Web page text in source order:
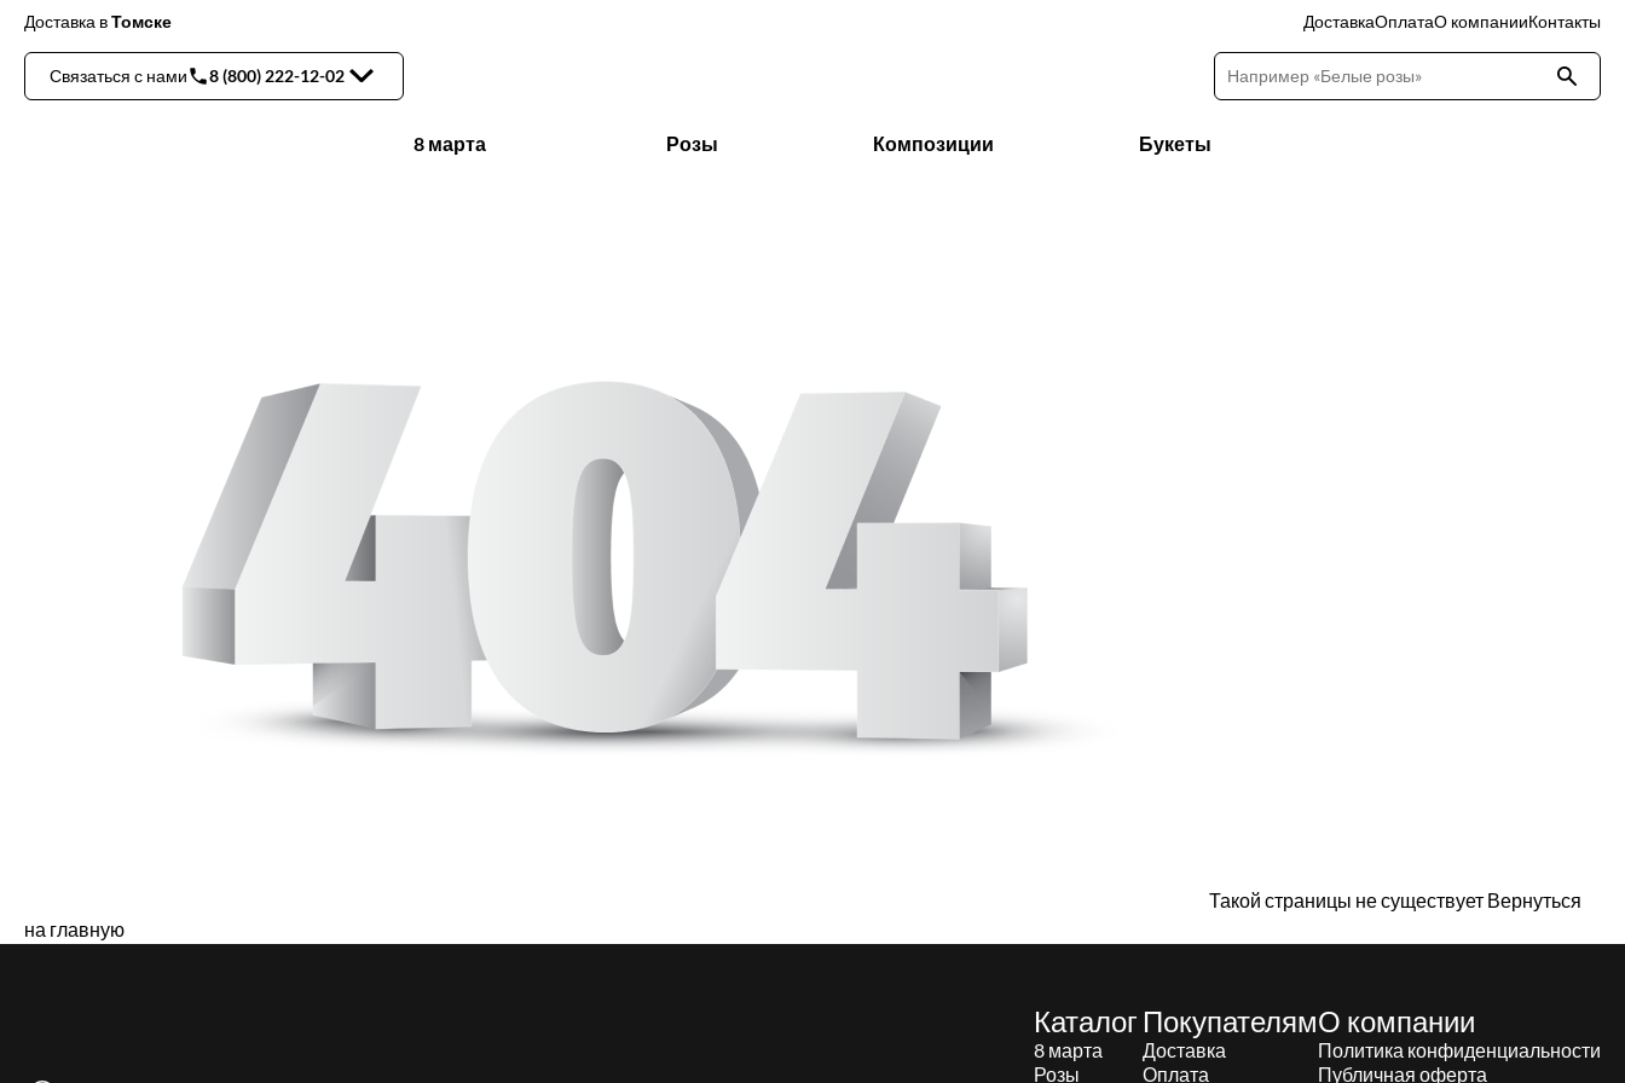
Доставка вТомске ДоставкаОплатаО компанииКонтакты
Связаться с нами 8 (800) 222-12-02
8 марта Розы Композиции Букеты
Такой страницы не существует Вернуться
на главную
Каталог
8 марта
Розы
Покупателям
Доставка
Оплата
О компании
Политика конфиденциальности
Публичная оферта